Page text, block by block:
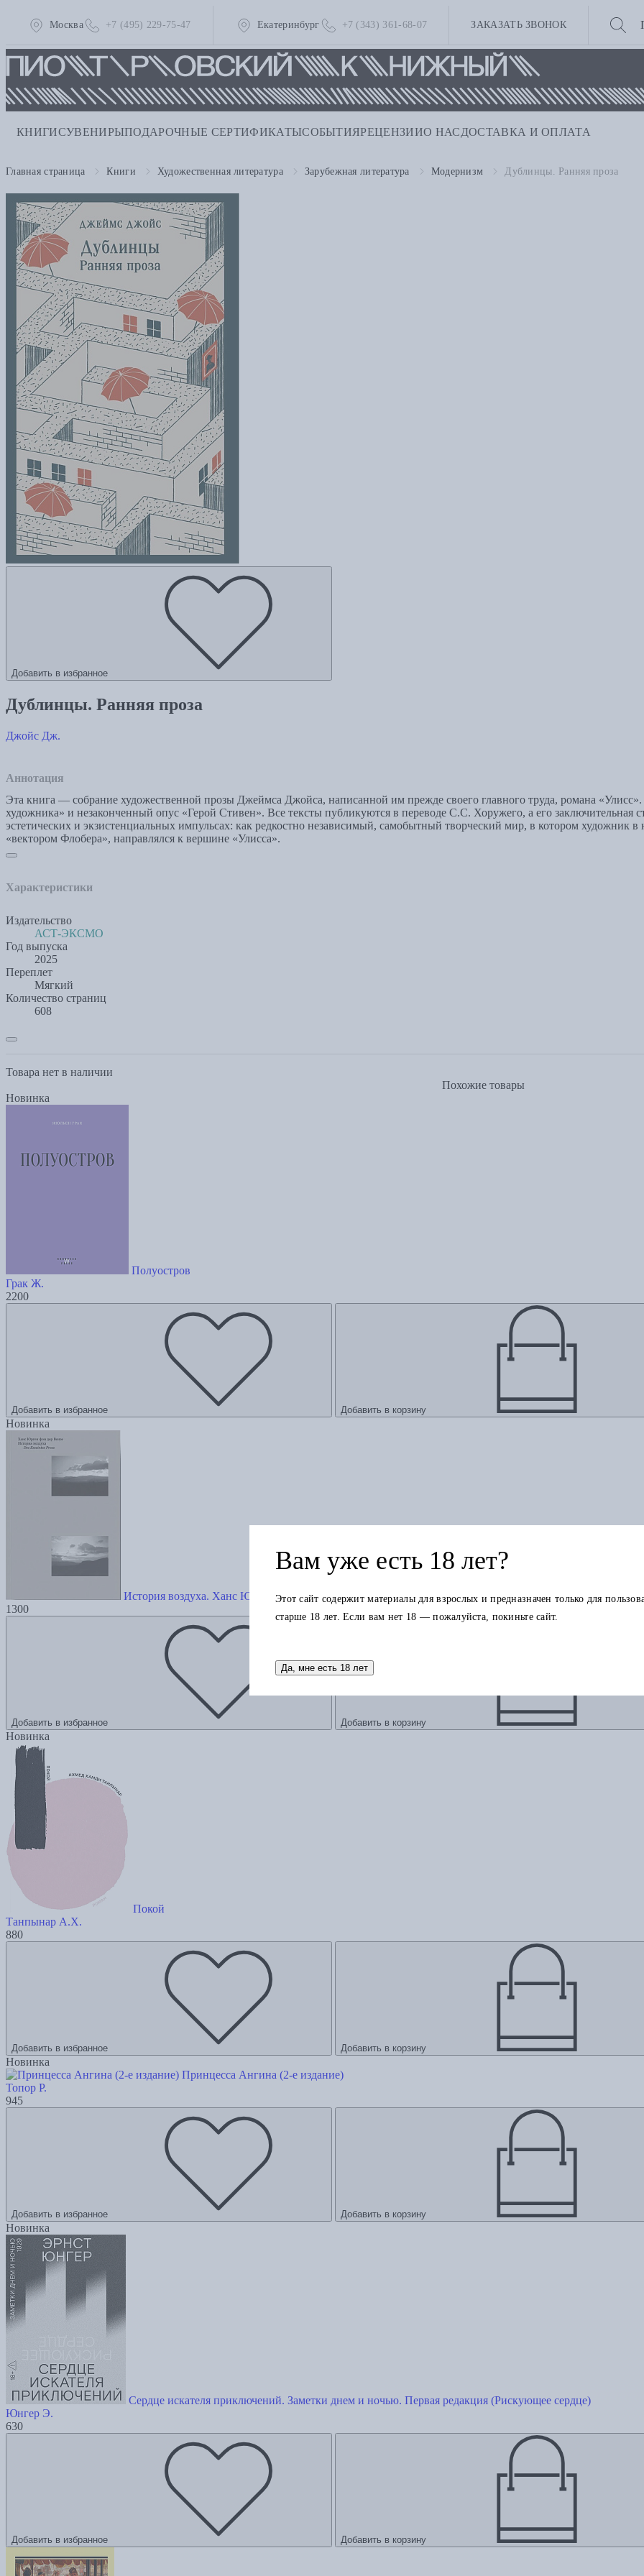
Москва +7 (495) 229-75-47 Екатеринбург +7 (343) 361-68-07 ЗАКАЗАТЬ ЗВОНОК
КНИГИСУВЕНИРЫПОДАРОЧНЫЕ СЕРТИФИКАТЫСОБЫТИЯРЕЦЕНЗИИО НАС ДОСТАВКА И ОПЛАТА
Главная страница Книги Художественная литература Зарубежная литература Модернизм Дублинцы. Ранняя проза
Добавить в избранное
Дублинцы. Ранняя проза
Джойс Дж.
Аннотация
Эта книга — собрание художественной прозы Джеймса Джойса, написанной им прежде своего главного труда, романа
художника» и незаконченный опус «Герой Стивен». Все тексты публикуются в переводе С.С. Хоружего, а его заключительная
эстетических и экзистенциальных импульсах: как редкостно независимый, самобытный творческий мир, в котором художник
«вектором Флобера», направлялся к вершине «Улисса».
Характеристики
Издательство
АСТ-ЭКСМО
Год выпуска
2025
Переплет
Мягкий
Количество страниц
608
Товара нет в наличии
Похожие товары
Новинка
Полуостров
Грак Ж.
2200
Добавить в избранное Добавить в корзину
Новинка
История воздуха. Ханс Юрген вон дер Вензе.
1300
Добавить в избранное Добавить в корзину
Новинка
Покой
Танпынар А.Х.
880
Добавить в избранное Добавить в корзину
Новинка
Принцесса Ангина (2-е издание)
Топор Р.
945
Добавить в избранное Добавить в корзину
Новинка
Сердце искателя приключений. Заметки днем и ночью. Первая редакция (Рискующее сердце)
Юнгер Э.
630
Добавить в избранное Добавить в корзину
Вам уже есть 18 лет?
Этот сайт содержит материалы для взрослых и предназначен только для
старше 18 лет. Если вам нет 18 — пожалуйста, покиньте сайт.
Да, мне есть 18 лет